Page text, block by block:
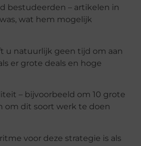
bestudeerden – artikelen in
wat hem mogelijk
u natuurlijk geen tijd om aan
er grote deals en hoge
– bijvoorbeeld om 10 grote
om dit soort werk te doen
voor deze strategie is als